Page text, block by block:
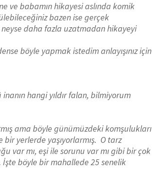
ve babamın hikayesi aslında komik
bazen ise gerçek
daha fazla uzatmadan hikayeyi
böyle yapmak istedim anlayışınız için
hangi yıldır falan, bilmiyorum
ama böyle günümüzdeki komşulukları
yerlerde yaşıyorlarmış. O tarz
var mı, eşi ile sorunu var mı gibi bir çok
İşte böyle bir mahallede 25 senelik